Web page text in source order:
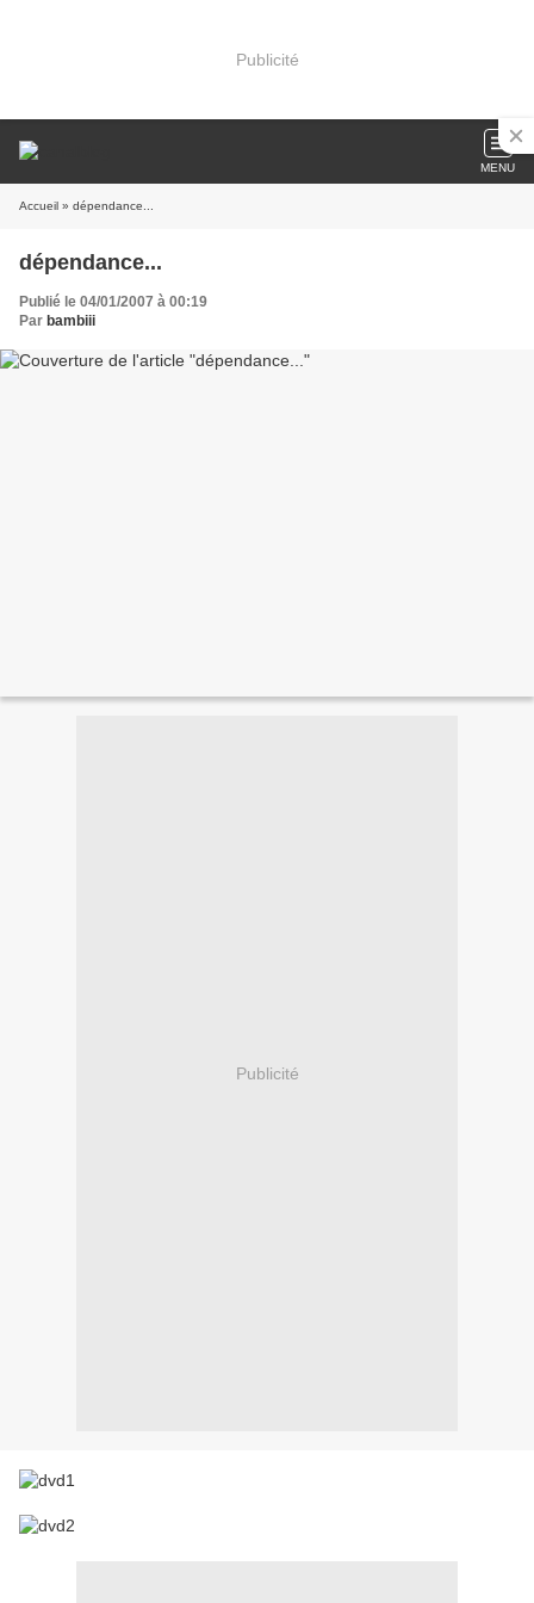
Publicité
MENU
Accueil » dépendance...
dépendance...
Publié le 04/01/2007 à 00:19
Par bambiii
Publicité